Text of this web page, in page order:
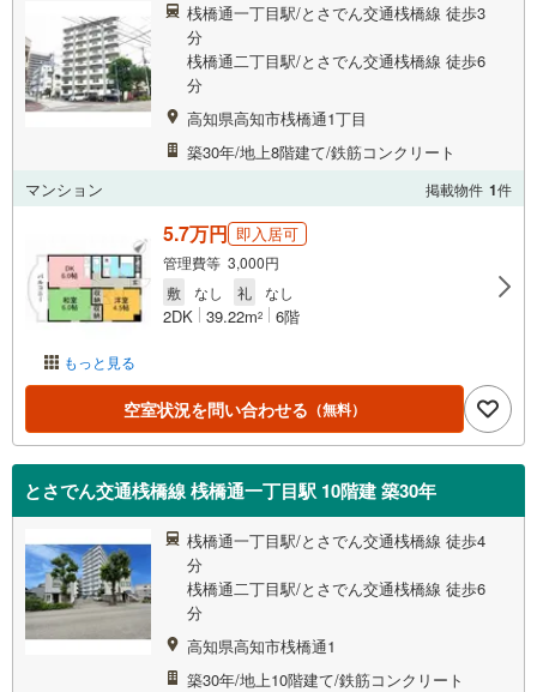
桟橋通一丁目駅/とさでん交通桟橋線 徒歩3
分
桟橋通二丁目駅/とさでん交通桟橋線 徒歩6
分
高知県高知市桟橋通1丁目
築30年/地上8階建て/鉄筋コンクリート
マンション
掲載物件 1件
もっと見る
5.7万円 即入居可
管理費等 3,000円
敷
なし 礼 なし
2DK 39.22m2 6階
空室状況を問い合わせる （無料）
とさでん交通桟橋線 桟橋通一丁目駅 10階建 築30年
桟橋通一丁目駅/とさでん交通桟橋線 徒歩4
分
桟橋通二丁目駅/とさでん交通桟橋線 徒歩6
分
高知県高知市桟橋通1
築30年/地上10階建て/鉄筋コンクリート